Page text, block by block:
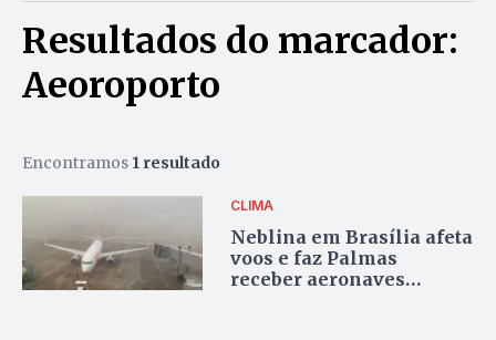
Resultados do marcador:
Aeoroporto
Encontramos 1 resultado
CLIMA
Neblina em Brasília afeta
voos e faz Palmas
receber aeronaves